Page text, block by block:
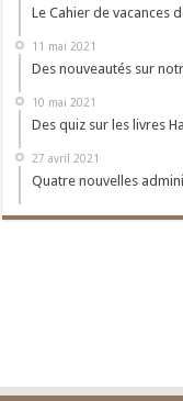
Le Cahier de vacances
11 mai 2021
Des nouveautés sur
10 mai 2021
Des quiz sur les livres
27 avril 2021
Quatre nouvelles